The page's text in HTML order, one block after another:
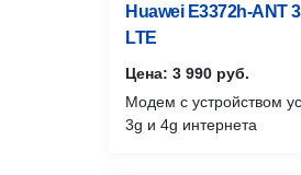
Huawei E3372h-ANT
LTE
Цена: 3 990 руб.
Модем с устройством
3g и 4g интернета